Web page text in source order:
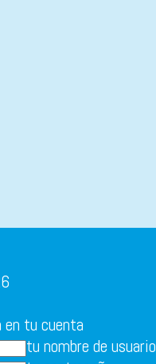
en tu cuenta
tu nombre de usuario